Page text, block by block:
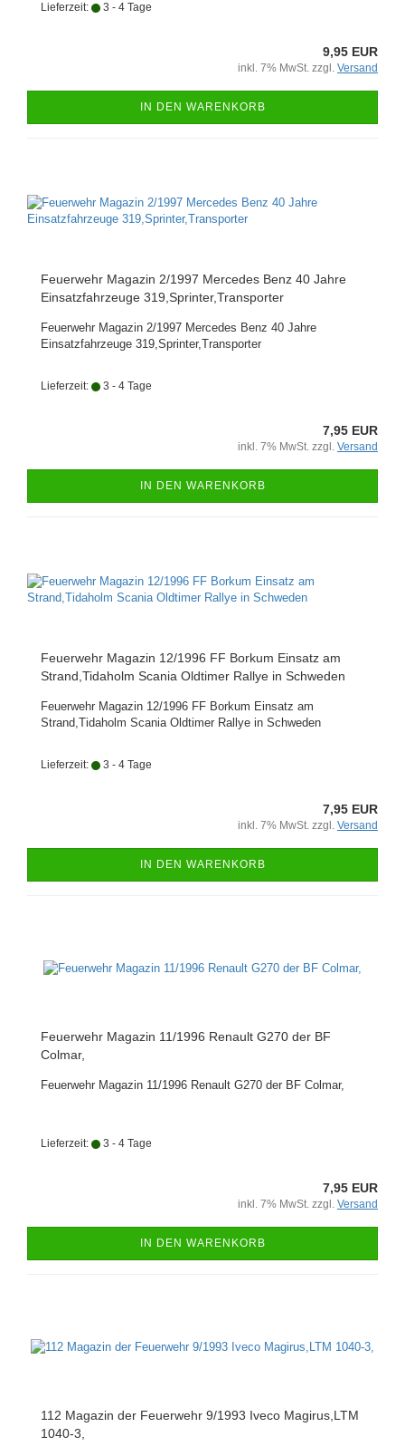
Lieferzeit: 3 - 4 Tage
9,95 EUR
inkl. 7% MwSt. zzgl. Versand
IN DEN WARENKORB
Feuerwehr Magazin 2/1997 Mercedes Benz 40 Jahre
Einsatzfahrzeuge 319,Sprinter,Transporter
Feuerwehr Magazin 2/1997 Mercedes Benz 40 Jahre
Einsatzfahrzeuge 319,Sprinter,Transporter
Lieferzeit: 3 - 4 Tage
7,95 EUR
inkl. 7% MwSt. zzgl. Versand
IN DEN WARENKORB
Feuerwehr Magazin 12/1996 FF Borkum Einsatz am
Strand,Tidaholm Scania Oldtimer Rallye in Schweden
Feuerwehr Magazin 12/1996 FF Borkum Einsatz am
Strand,Tidaholm Scania Oldtimer Rallye in Schweden
Lieferzeit: 3 - 4 Tage
7,95 EUR
inkl. 7% MwSt. zzgl. Versand
IN DEN WARENKORB
Feuerwehr Magazin 11/1996 Renault G270 der BF
Colmar,
Feuerwehr Magazin 11/1996 Renault G270 der BF Colmar,
Lieferzeit: 3 - 4 Tage
7,95 EUR
inkl. 7% MwSt. zzgl. Versand
IN DEN WARENKORB
112 Magazin der Feuerwehr 9/1993 Iveco Magirus,LTM
1040-3,